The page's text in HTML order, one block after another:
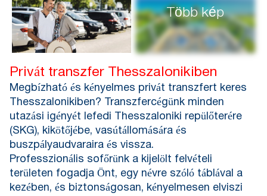
Több kép
Privát transzfer Thesszalonikiben
Megbízható és kényelmes privát transzfert keres
Thesszalonikiben? Transzfercégünk minden
utazási igényét lefedi Thesszaloniki repülőterére
(SKG), kikötőjébe, vasútállomására és
buszpályaudvaraira és vissza.
Professzionális sofőrünk a kijelölt felvételi
területen fogadja Önt, egy névre szóló táblával a
kezében, és biztonságosan, kényelmesen elviszi